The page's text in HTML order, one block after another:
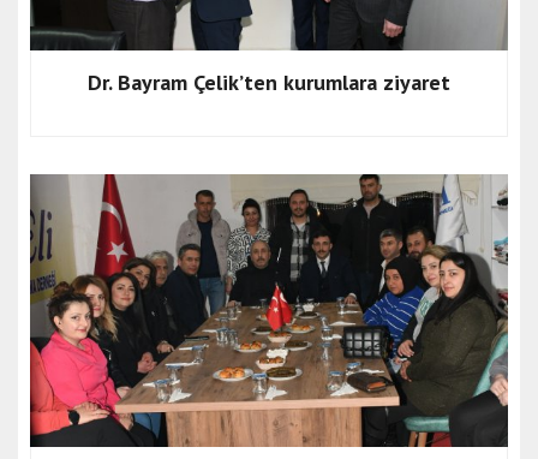
Dr. Bayram Çelik’ten kurumlara ziyaret